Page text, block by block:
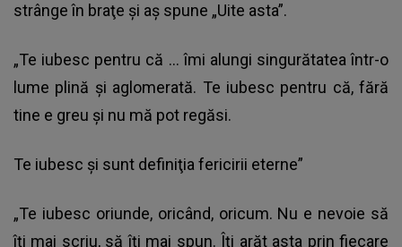
strânge în braţe şi aş spune „Uite asta”.
„Te iubesc pentru că … îmi alungi singurătatea într-o
lume plină şi aglomerată. Te iubesc pentru că, fără
tine e greu şi nu mă pot regăsi.
Te iubesc şi sunt definiţia fericirii eterne”
„Te iubesc oriunde, oricând, oricum. Nu e nevoie să
îţi mai scriu, să îţi mai spun. Îţi arăt asta prin fiecare